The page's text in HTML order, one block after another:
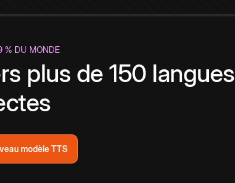
% DU MONDE
plus de 150 langues
modèle TTS